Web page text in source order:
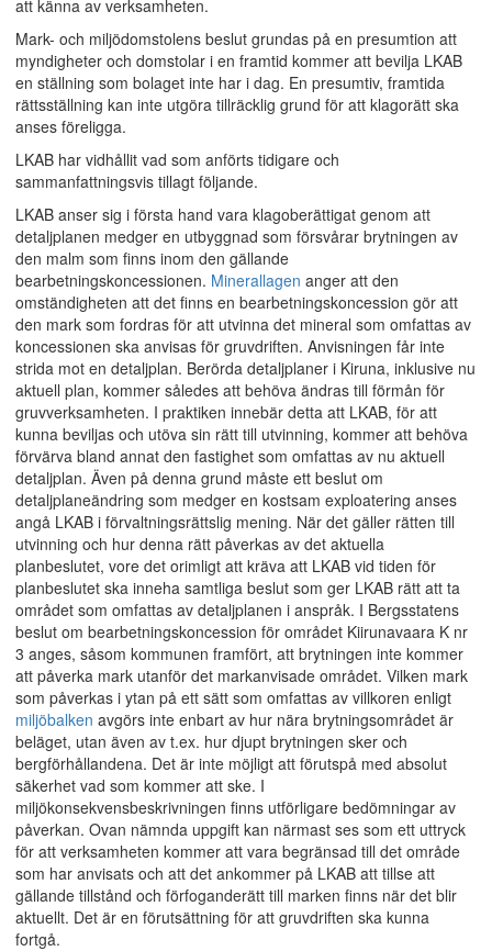
att känna av verksamheten.
Mark- och miljödomstolens beslut grundas på en presumtion att
myndigheter och domstolar i en framtid kommer att bevilja LKAB
en ställning som bolaget inte har i dag. En presumtiv, framtida
rättsställning kan inte utgöra tillräcklig grund för att klagorätt ska
anses föreligga.
LKAB har vidhållit vad som anförts tidigare och
sammanfattningsvis tillagt följande.
LKAB anser sig i första hand vara klagoberättigat genom att
detaljplanen medger en utbyggnad som försvårar brytningen av
den malm som finns inom den gällande
bearbetningskoncessionen. Minerallagen anger att den
omständigheten att det finns en bearbetningskoncession gör att
den mark som fordras för att utvinna det mineral som omfattas av
koncessionen ska anvisas för gruvdriften. Anvisningen får inte
strida mot en detaljplan. Berörda detaljplaner i Kiruna, inklusive nu
aktuell plan, kommer således att behöva ändras till förmån för
gruvverksamheten. I praktiken innebär detta att LKAB, för att
kunna beviljas och utöva sin rätt till utvinning, kommer att behöva
förvärva bland annat den fastighet som omfattas av nu aktuell
detaljplan. Även på denna grund måste ett beslut om
detaljplaneändring som medger en kostsam exploatering anses
angå LKAB i förvaltningsrättslig mening. När det gäller rätten till
utvinning och hur denna rätt påverkas av det aktuella
planbeslutet, vore det orimligt att kräva att LKAB vid tiden för
planbeslutet ska inneha samtliga beslut som ger LKAB rätt att ta
området som omfattas av detaljplanen i anspråk. I Bergsstatens
beslut om bearbetningskoncession för området Kiirunavaara K nr
3 anges, såsom kommunen framfört, att brytningen inte kommer
att påverka mark utanför det markanvisade området. Vilken mark
som påverkas i ytan på ett sätt som omfattas av villkoren enligt
miljöbalken avgörs inte enbart av hur nära brytningsområdet är
beläget, utan även av t.ex. hur djupt brytningen sker och
bergförhållandena. Det är inte möjligt att förutspå med absolut
säkerhet vad som kommer att ske. I
miljökonsekvensbeskrivningen finns utförligare bedömningar av
påverkan. Ovan nämnda uppgift kan närmast ses som ett uttryck
för att verksamheten kommer att vara begränsad till det område
som har anvisats och att det ankommer på LKAB att tillse att
gällande tillstånd och förfoganderätt till marken finns när det blir
aktuellt. Det är en förutsättning för att gruvdriften ska kunna
fortgå.